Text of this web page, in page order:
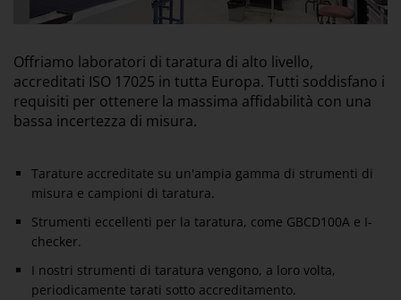
Offriamo laboratori di taratura di alto livello,
accreditati ISO 17025 in tutta Europa. Tutti soddisfano i
requisiti per ottenere la massima affidabilità con una
bassa incertezza di misura.
Tarature accreditate su un'ampia gamma di strumenti di
misura e campioni di taratura.
Strumenti eccellenti per la taratura, come GBCD100A e I-
checker.
I nostri strumenti di taratura vengono, a loro volta,
periodicamente tarati sotto accreditamento.